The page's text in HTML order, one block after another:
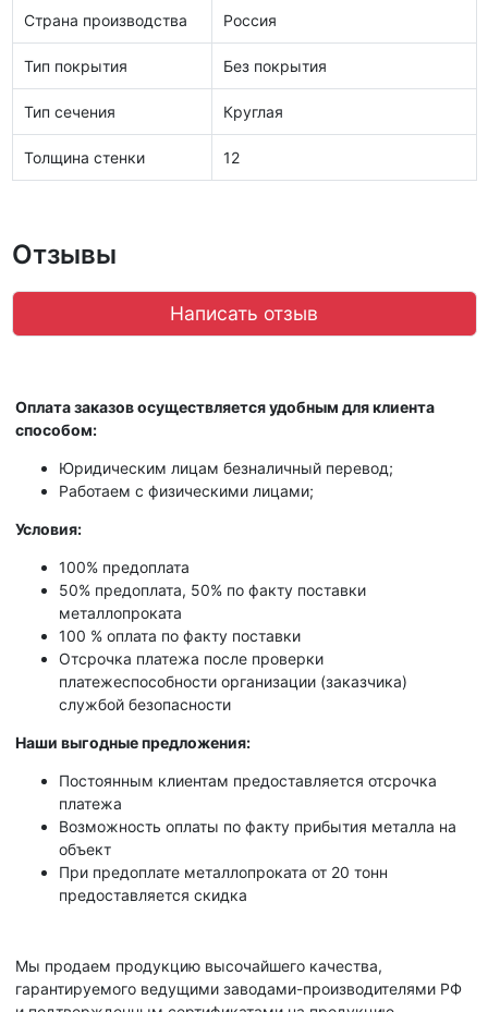
Страна производства Россия
Тип покрытия Без покрытия
Тип сечения Круглая
Толщина стенки 12
Отзывы
Написать отзыв
Оплата заказов осуществляется удобным для клиента
способом:
Юридическим лицам безналичный перевод;
Работаем с физическими лицами;
Условия:
100% предоплата
50% предоплата, 50% по факту поставки
металлопроката
100 % оплата по факту поставки
Отсрочка платежа после проверки
платежеспособности организации (заказчика)
службой безопасности
Наши выгодные предложения:
Постоянным клиентам предоставляется отсрочка
платежа
Возможность оплаты по факту прибытия металла на
объект
При предоплате металлопроката от 20 тонн
предоставляется скидка
Мы продаем продукцию высочайшего качества,
гарантируемого ведущими заводами-производителями РФ